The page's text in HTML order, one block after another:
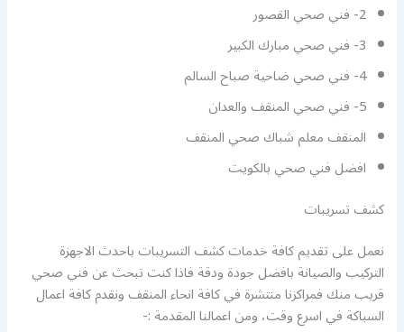
2- فني صحي القصور
3- فني صحي مبارك الكبير
4- فني صحي ضاحية صباح السالم
5- فني صحي المنقف والعدان
المنقف معلم شباك صحي المنقف
افضل فني صحي بالكويت
كشف تسريبات
نعمل على تقديم كافة خدمات كشف التسريبات باحدث الاجهزة
التركيب والصيانة بافضل جودة ودقة فاذا كنت تبحث عن فني صحي
قريب منك فمراكزنا منتشرة في كافة انحاء المنقف ونقدم كافة اعمال
السباكة في اسرع وقت، ومن اعمالنا المقدمة :-